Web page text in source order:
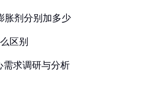
胀剂分别加多少
区别
需求调研与分析